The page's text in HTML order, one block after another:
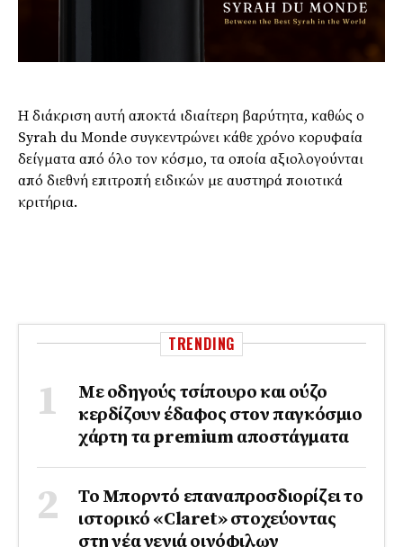
Η διάκριση αυτή αποκτά ιδιαίτερη βαρύτητα, καθώς ο
Syrah du Monde συγκεντρώνει κάθε χρόνο κορυφαία
δείγματα από όλο τον κόσμο, τα οποία αξιολογούνται
από διεθνή επιτροπή ειδικών με αυστηρά ποιοτικά
κριτήρια.
TRENDING
Με οδηγούς τσίπουρο και ούζο
κερδίζουν έδαφος στoν παγκόσμιο
χάρτη τα premium αποστάγματα
Το Μπορντό επαναπροσδιορίζει το
ιστορικό «Claret» στοχεύοντας
στη νέα γενιά οινόφιλων